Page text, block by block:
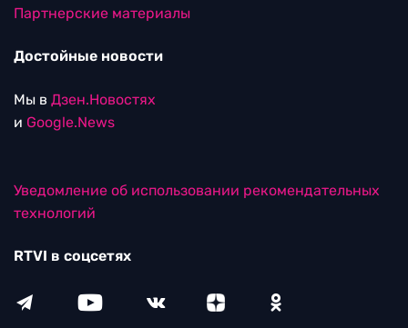
Партнерские материалы
Достойные новости
Мы в Дзен.Новостях
и Google.News
Уведомление об использовании рекомендательных
технологий
RTVI в соцсетях